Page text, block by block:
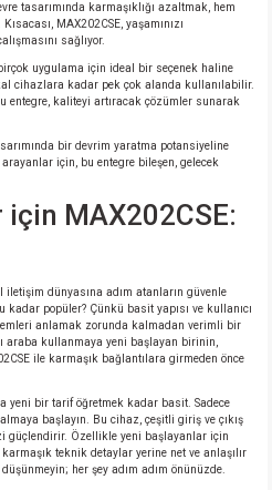
tasarımında karmaşıklığı azaltmak, hem
MAX202CSE, yaşamınızı
sağlıyor.
birçok uygulama için ideal bir seçenek haline
cihazlara kadar pek çok alanda kullanılabilir.
entegre, kaliteyi artıracak çözümler sunarak
bir devrim yaratma potansiyeline
için, bu entegre bileşen, gelecek
MAX202CSE:
dünyasına adım atanların güvenle
popüler? Çünkü basit yapısı ve kullanıcı
anlamak zorunda kalmadan verimli bir
araba kullanmaya yeni başlayan birinin,
ile karmaşık bağlantılara girmeden önce
yeni bir tarif öğretmek kadar basit. Sadece
başlayın. Bu cihaz, çeşitli giriş ve çıkış
güçlendirir. Özellikle yeni başlayanlar için
teknik detaylar yerine net ve anlaşılır
her şey adım adım önünüzde.